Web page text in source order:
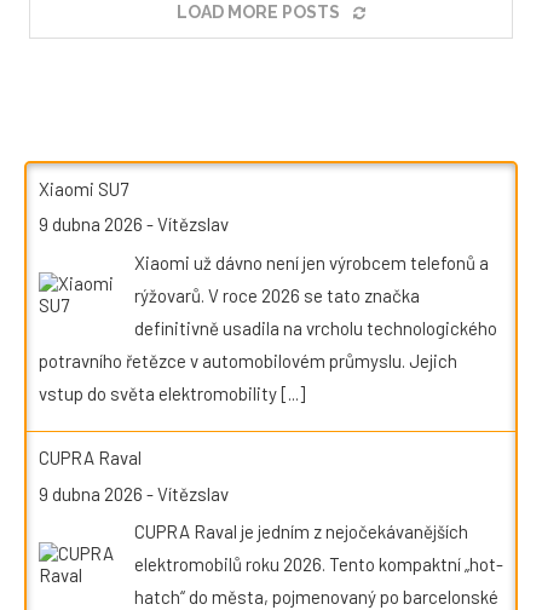
LOAD MORE POSTS
Xiaomi SU7
9 dubna 2026 -Vítězslav
Xiaomi už dávno není jen výrobcem telefonů a
rýžovarů. V roce 2026 se tato značka
definitivně usadila na vrcholu technologického
potravního řetězce v automobilovém průmyslu. Jejich
vstup do světa elektromobility[...]
CUPRA Raval
9 dubna 2026 -Vítězslav
CUPRA Raval je jedním z nejočekávanějších
elektromobilů roku 2026. Tento kompaktní „hot-
hatch“ do města, pojmenovaný po barcelonské